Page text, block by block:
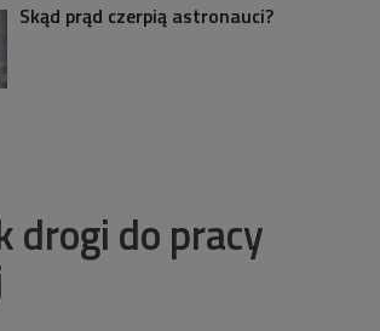
Skąd prąd czerpią astronauci?
drogi do pracy